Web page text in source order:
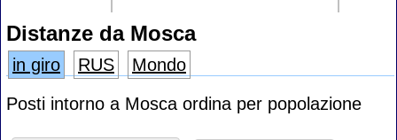
Distanze da Mosca
in giro RUS
Mondo
Posti intorno a Mosca ordina per popolazione